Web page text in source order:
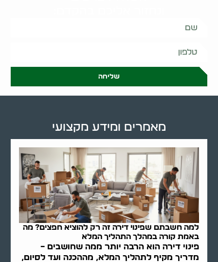
שליחה
למה חשבתם שפינוי דירה זה רק להוציא חפצים? מה
באמת קורה במהלך התהליך המלא
פינוי דירה הוא הרבה יותר ממה שחושבים –
מדריך מקיף לתהליך המלא, מההכנה ועד לסיום,
מאמרים ומידע מקצועי